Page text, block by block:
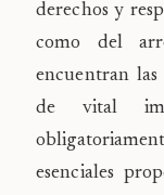
derechos y
como del
encuentran las
de vital
esenciales